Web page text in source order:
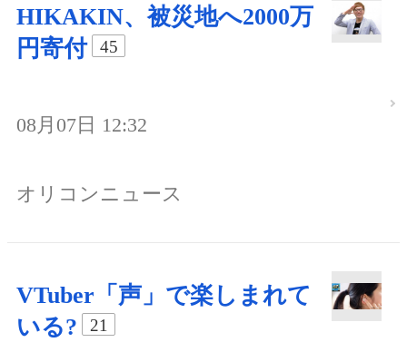
HIKAKIN、被災地へ2000万
円寄付
45
08月07日 12:32
オリコンニュース
VTuber「声」で楽しまれて
いる?
21